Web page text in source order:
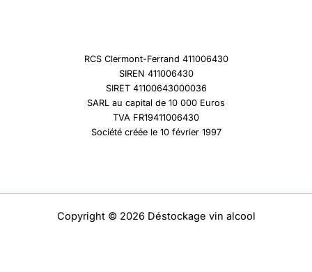
RCS Clermont-Ferrand 411006430
SIREN 411006430
SIRET 41100643000036
SARL au capital de 10 000 Euros
TVA FR19411006430
Société créée le 10 février 1997
Copyright © 2026 Déstockage vin alcool